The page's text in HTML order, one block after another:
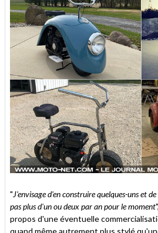
"J'envisage d'en construire quelques-uns et
pas plus d'un ou deux par an pour le moment
propos d'une éventuelle
quand même autrement plus stylé